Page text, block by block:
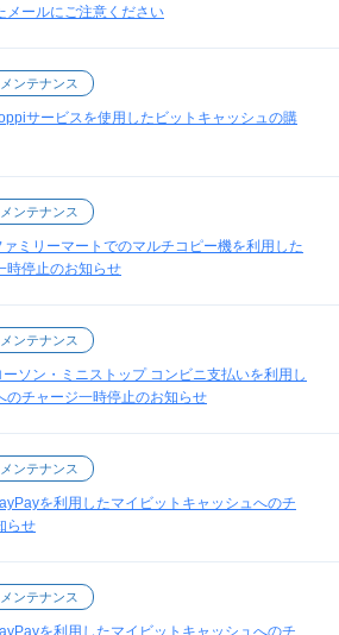
メールにご注意ください
メンテナンス
サービスを使用したビットキャッシュの購
メンテナンス
ァミリーマートでのマルチコピー機を利用した
時停止のお知らせ
メンテナンス
ーソン・ミニストップ コンビニ支払いを利用し
のチャージ一時停止のお知らせ
メンテナンス
を利用したマイビットキャッシュへのチ
らせ
メンテナンス
を利用したマイビットキャッシュへのチ